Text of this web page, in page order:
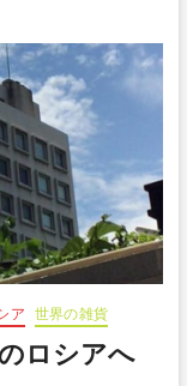
ア 世界の雑貨
ロシアへ